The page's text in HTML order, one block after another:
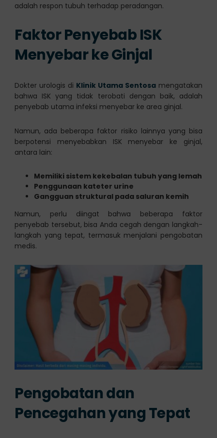
adalah respon tubuh terhadap peradangan.
Faktor Penyebab ISK
Menyebar ke Ginjal
Dokter urologis di Klinik Utama Sentosa mengatakan
bahwa ISK yang tidak terobati dengan baik, adalah
penyebab utama infeksi menyebar ke area ginjal.
Namun, ada beberapa faktor risiko lainnya yang bisa
berpotensi menyebabkan ISK menyebar ke ginjal,
antara lain:
Memiliki sistem kekebalan tubuh yang lemah
Penggunaan kateter urine
Gangguan struktural pada saluran kemih
Namun, perlu diingat bahwa beberapa faktor
penyebab tersebut, bisa Anda cegah dengan langkah-
langkah yang tepat, termasuk menjalani pengobatan
medis.
Pengobatan dan
Pencegahan yang Tepat